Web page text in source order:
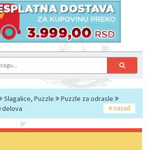
Slagalice, Puzzle
Puzzle za odrasle
delova
nazad